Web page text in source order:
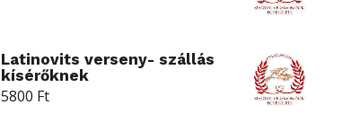
Latinovits verseny- szállás
kísérőknek
5800 Ft